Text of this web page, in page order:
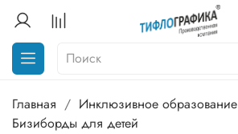
Главная
Инклюзивное образование
Бизиборды для детей